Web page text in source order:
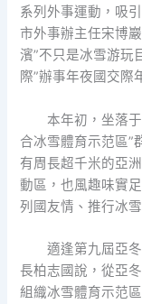
系列外事運動，吸
市外事辦主任宋博
濱”不只是冰雪游玩
際”辦事年夜國交際
本年初，坐落
合冰雪體育示范區”
有周長超千米的亞
動區，也風趣味實
列國友情、推行冰
適逢第九屆亞
長柏志國說，從亞
組織冰雪體育示范